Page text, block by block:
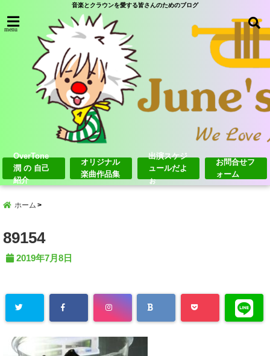
音楽とクラウンを愛する皆さんのためのブログ
menu
OverTone
潤 の 自己
紹介
オリジナル
楽曲作品集
出演スケジ
ュールだよ
ぉ
お問合せフ
ォーム
ホーム
89154
2019年7月8日